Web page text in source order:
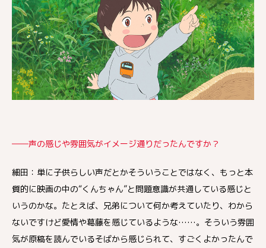
――声の感じや雰囲気がイメージ通りだったんですか？
細田：単に子供らしい声だとかそういうことではなく、もっと本
質的に映画の中の“くんちゃん”と問題意識が共通している感じと
いうのかな。たとえば、兄弟について何か考えていたり、わから
ないですけど愛情や葛藤を感じているような……。そういう雰囲
気が原稿を読んでいるそばから感じられて、すごくよかったんで